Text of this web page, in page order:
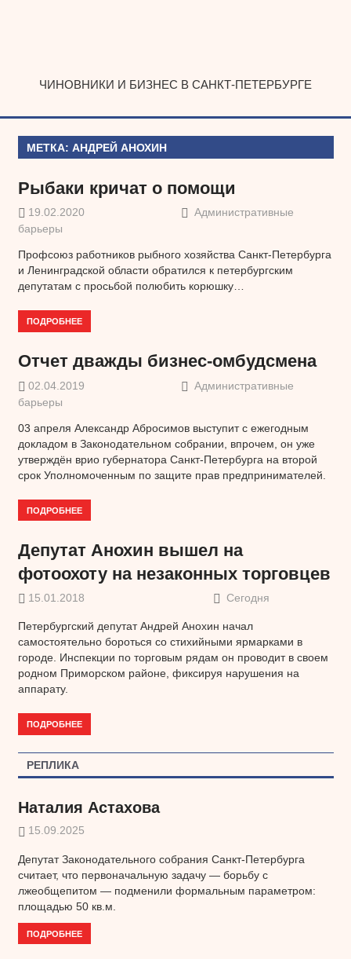
ЧИНОВНИКИ И БИЗНЕС В САНКТ-ПЕТЕРБУРГЕ
МЕТКА: АНДРЕЙ АНОХИН
Рыбаки кричат о помощи
19.02.2020
Административные
барьеры
Профсоюз работников рыбного хозяйства Санкт-Петербурга
и Ленинградской области обратился к петербургским
депутатам с просьбой полюбить корюшку…
ПОДРОБНЕЕ
Отчет дважды бизнес-омбудсмена
02.04.2019
Административные
барьеры
03 апреля Александр Абросимов выступит с ежегодным
докладом в Законодательном собрании, впрочем, он уже
утверждён врио губернатора Санкт-Петербурга на второй
срок Уполномоченным по защите прав предпринимателей.
ПОДРОБНЕЕ
Депутат Анохин вышел на
фотоохоту на незаконных торговцев
15.01.2018 Сегодня
Петербургский депутат Андрей Анохин начал
самостоятельно бороться со стихийными ярмарками в
городе. Инспекции по торговым рядам он проводит в своем
родном Приморском районе, фиксируя нарушения на
аппарату.
ПОДРОБНЕЕ
РЕПЛИКА
Наталия Астахова
15.09.2025
Депутат Законодательного собрания Санкт-Петербурга
считает, что первоначальную задачу — борьбу с
лжеобщепитом — подменили формальным параметром:
площадью 50 кв.м.
ПОДРОБНЕЕ